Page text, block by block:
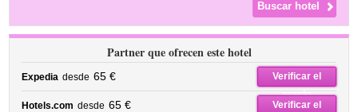
Partner que ofrecen este hotel
Expedia desde 65 €
Verificar el
precio
Hotels.com desde 65 €
Verificar el